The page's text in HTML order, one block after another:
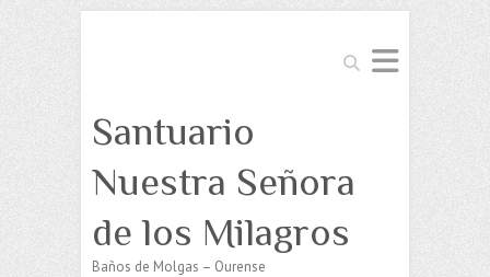
Buscar
Santuario
Nuestra Señora
de los Milagros
Baños de Molgas – Ourense